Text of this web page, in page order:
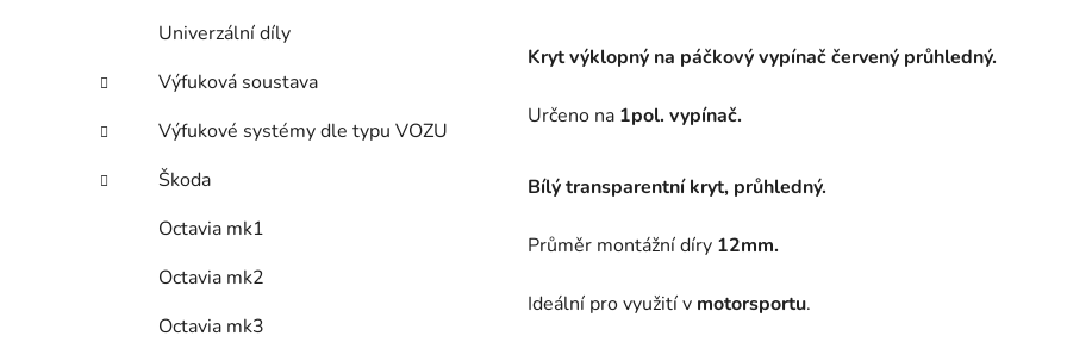
Univerzální díly
Výfuková soustava
Výfukové systémy dle typu VOZU
Škoda
Octavia mk1
Octavia mk2
Octavia mk3
Kryt výklopný na páčkový vypínač červený průhledný.
Určeno na 1pol. vypínač.
Bílý transparentní kryt, průhledný.
Průměr montážní díry 12mm.
Ideální pro využití v motorsportu.